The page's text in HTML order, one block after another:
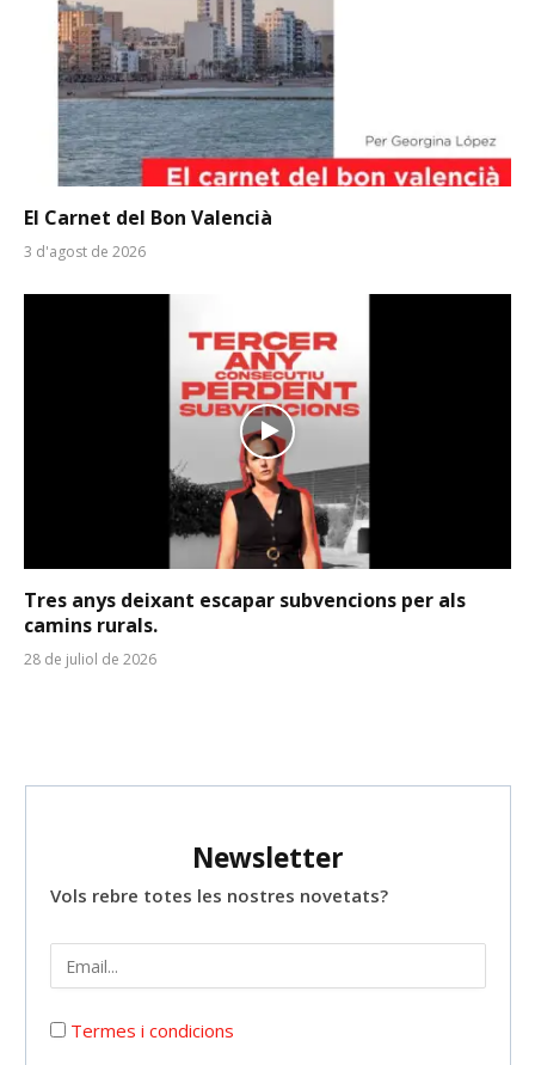
El Carnet del Bon Valencià
3 d'agost de 2026
Tres anys deixant escapar subvencions per als
camins rurals.
28 de juliol de 2026
Newsletter
Vols rebre totes les nostres novetats?
Termes i condicions